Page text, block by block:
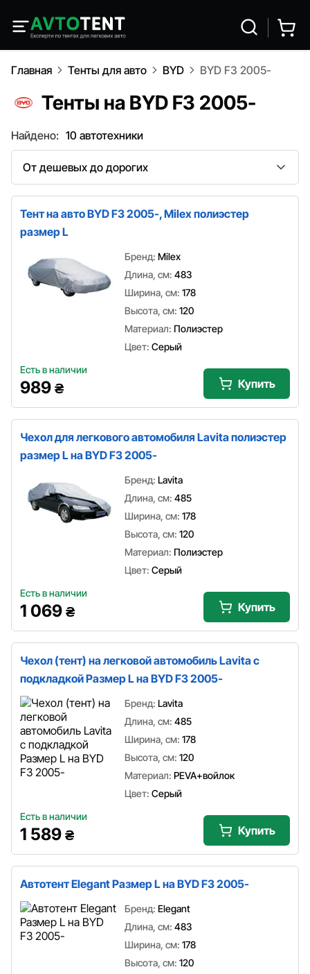
Главная Тенты для авто BYD BYD F3 2005-
Тенты на BYD F3 2005-
Найдено: 10 автотехники
Сортировка
Тент на авто BYD F3 2005-, Milex полиэстер
размер L
Бренд: Milex
Длина, см: 483
Ширина, см: 178
Высота, см: 120
Материал: Полиэстер
Цвет: Серый
Есть в наличии
989 ₴ Купить
Чехол для легкового автомобиля Lavita полиэстер
размер L на BYD F3 2005-
Бренд: Lavita
Длина, см: 485
Ширина, см: 178
Высота, см: 120
Материал: Полиэстер
Цвет: Серый
Есть в наличии
1 069 ₴ Купить
Чехол (тент) на легковой автомобиль Lavita с
подкладкой Размер L на BYD F3 2005-
Бренд: Lavita
Длина, см: 485
Ширина, см: 178
Высота, см: 120
Материал: PEVA+войлок
Цвет: Серый
Есть в наличии
1 589 ₴ Купить
Автотент Elegant Размер L на BYD F3 2005-
Бренд: Elegant
Длина, см: 483
Ширина, см: 178
Высота, см: 120